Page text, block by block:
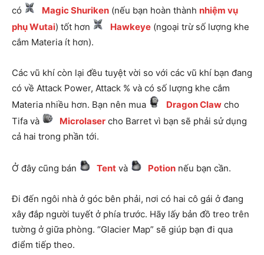
có
Magic Shuriken (nếu bạn hoàn thành nhiệm vụ
phụ Wutai) tốt hơn Hawkeye (ngoại trừ số lượng khe
cắm Materia ít hơn).
Các vũ khí còn lại đều tuyệt vời so với các vũ khí bạn đang
có về Attack Power, Attack % và có số lượng khe cắm
Materia nhiều hơn. Bạn nên mua
Dragon Claw cho
Tifa và
Microlaser cho Barret vì bạn sẽ phải sử dụng
cả hai trong phần tới.
Ở đây cũng bán Tent và Potion nếu bạn cần.
Đi đến ngôi nhà ở góc bên phải, nơi có hai cô gái ở đang
xây đắp người tuyết ở phía trước. Hãy lấy bản đồ treo trên
tường ở giữa phòng. “Glacier Map” sẽ giúp bạn đi qua
điểm tiếp theo.